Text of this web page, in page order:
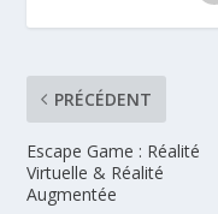
PRÉCÉDENT
Escape Game : Réalité
Virtuelle & Réalité
Augmentée